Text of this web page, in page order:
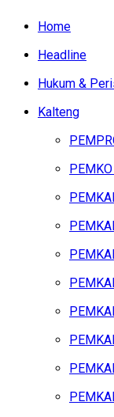
Home
Headline
Hukum &
Kalteng